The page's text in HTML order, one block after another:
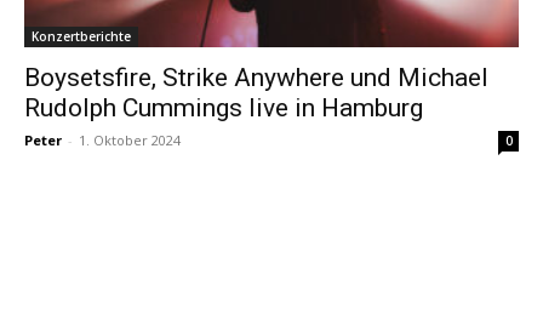
Konzertberichte
Boysetsfire, Strike Anywhere und Michael
Rudolph Cummings live in Hamburg
Peter - 1. Oktober 2024 0